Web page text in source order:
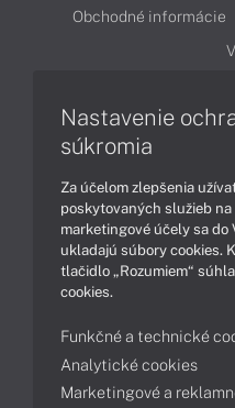
Obchodné informácie
Ako nakupovať
Podpora a servis
Servisné
Diagnostiky online
Nastavenie
súkromia
Za účelom zlepšenia
poskytovaných služieb
marketingové účely sa do
ukladajú súbory cookies.
tlačidlo „Rozumiem“
cookies.
Funkčné a technické
Analytické cookies
Marketingové a